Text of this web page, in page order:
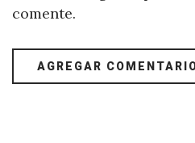
comente.